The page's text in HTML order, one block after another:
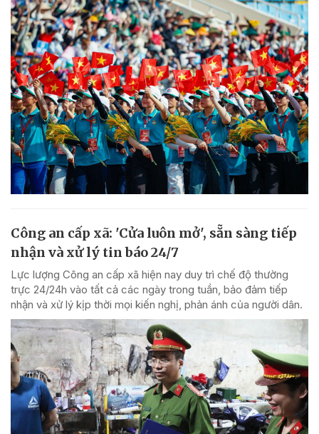
Công an cấp xã: 'Cửa luôn mở', sẵn sàng tiếp
nhận và xử lý tin báo 24/7
Lực lượng Công an cấp xã hiện nay duy trì chế độ thường
trực 24/24h vào tất cả các ngày trong tuần, bảo đảm tiếp
nhận và xử lý kịp thời mọi kiến nghị, phản ánh của người dân.